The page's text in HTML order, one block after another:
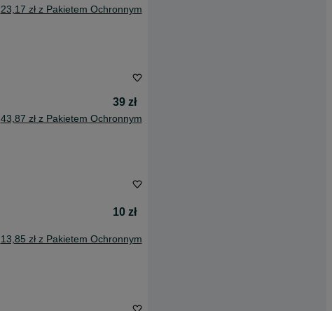
23,17 zł z Pakietem Ochronnym
39 zł
43,87 zł z Pakietem Ochronnym
10 zł
13,85 zł z Pakietem Ochronnym